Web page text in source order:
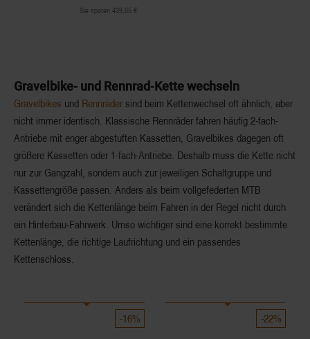
Sie sparen 439,05 €
Gravelbike- und Rennrad-Kette wechseln
Gravelbikes und Rennräder sind beim Kettenwechsel oft ähnlich, aber
nicht immer identisch. Klassische Rennräder fahren häufig 2-fach-
Antriebe mit enger abgestuften Kassetten, Gravelbikes dagegen oft
größere Kassetten oder 1-fach-Antriebe. Deshalb muss die Kette nicht
nur zur Gangzahl, sondern auch zur jeweiligen Schaltgruppe und
Kassettengröße passen. Anders als beim vollgefederten MTB
verändert sich die Kettenlänge beim Fahren in der Regel nicht durch
ein Hinterbau-Fahrwerk. Umso wichtiger sind eine korrekt bestimmte
Kettenlänge, die richtige Laufrichtung und ein passendes
Kettenschloss.
-16% -22%